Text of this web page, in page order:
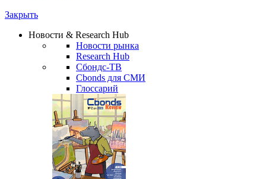
Закрыть
Новости & Research Hub
Новости рынка
Research Hub
Сбондс-ТВ
Cbonds для СМИ
Глоссарий